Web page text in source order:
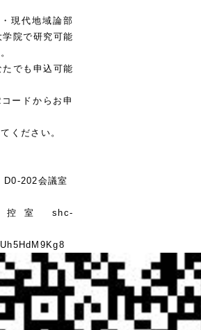
現代地域論部
院で研究可能
でも申込可能
ードからお申
ください。
202会議室
室 shc-